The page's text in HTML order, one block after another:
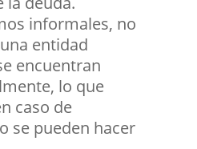
informales, no
entidad
encuentran
lo que
caso de
se pueden hacer